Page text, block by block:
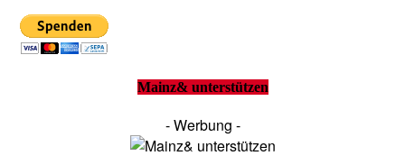
Mainz& unterstützen
- Werbung -